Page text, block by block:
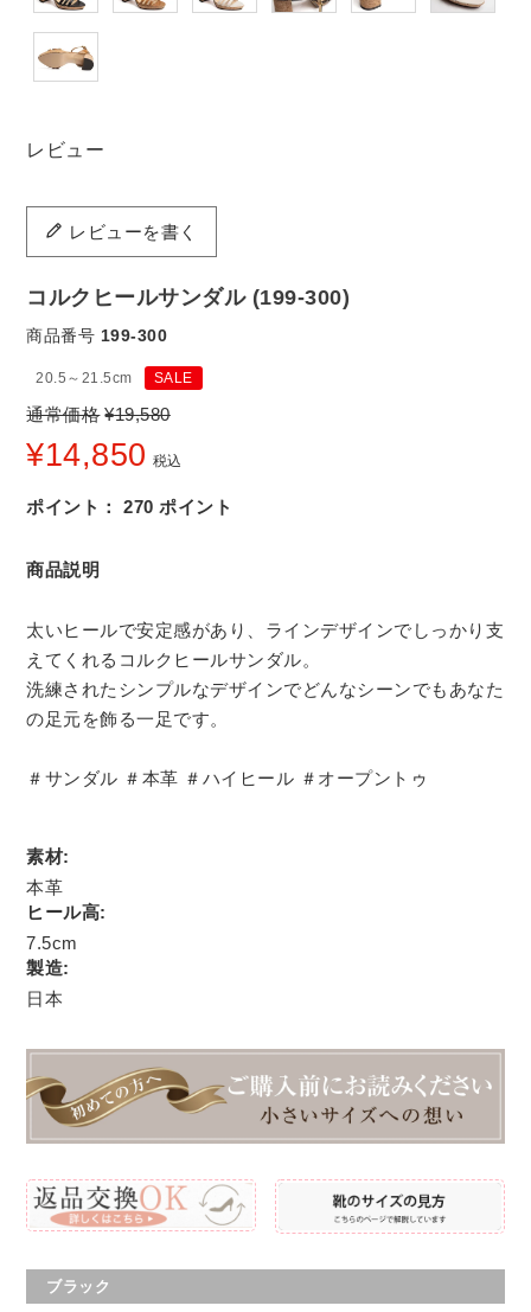
レビュー
レビューを書く
コルクヒールサンダル (199-300)
商品番号 199-300
20.5～21.5cm SALE
通常価格 ¥19,580
¥14,850 税込
ポイント： 270 ポイント
商品説明
太いヒールで安定感があり、ラインデザインでしっかり支
えてくれるコルクヒールサンダル。
洗練されたシンプルなデザインでどんなシーンでもあなた
の足元を飾る一足です。
＃サンダル ＃本革 ＃ハイヒール ＃オープントゥ
素材:
本革
ヒール高:
7.5cm
製造:
日本
ブラック